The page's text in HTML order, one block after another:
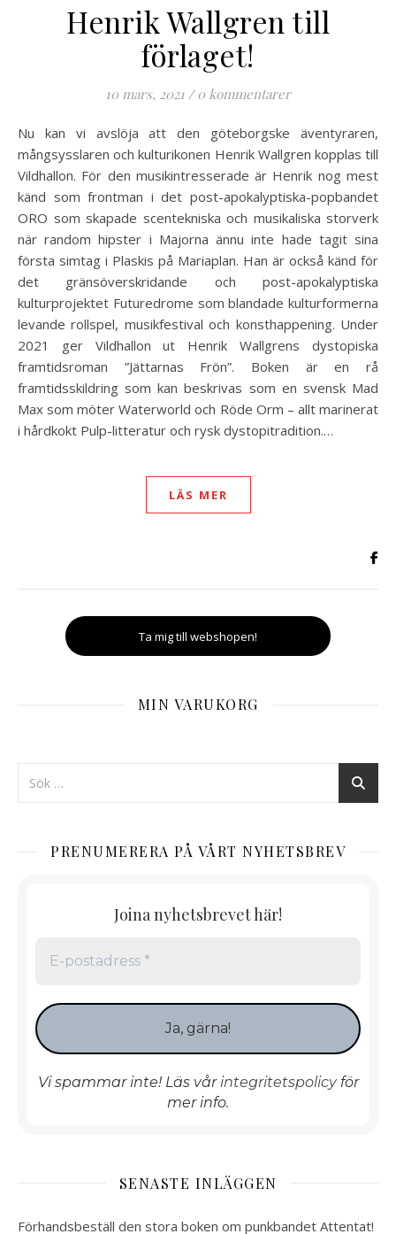
Henrik Wallgren till
förlaget!
10 mars, 2021 / 0 kommentarer
Nu kan vi avslöja att den göteborgske äventyraren,
mångsysslaren och kulturikonen Henrik Wallgren kopplas till
Vildhallon. För den musikintresserade är Henrik nog mest
känd som frontman i det post-apokalyptiska-popbandet
ORO som skapade scentekniska och musikaliska storverk
när random hipster i Majorna ännu inte hade tagit sina
första simtag i Plaskis på Mariaplan. Han är också känd för
det gränsöverskridande och post-apokalyptiska
kulturprojektet Futuredrome som blandade kulturformerna
levande rollspel, musikfestival och konsthappening. Under
2021 ger Vildhallon ut Henrik Wallgrens dystopiska
framtidsroman ”Jättarnas Frön”. Boken är en rå
framtidsskildring som kan beskrivas som en svensk Mad
Max som möter Waterworld och Röde Orm – allt marinerat
i hårdkokt Pulp-litteratur och rysk dystopitradition.…
LÄS MER
Ta mig till webshopen!
MIN VARUKORG
PRENUMERERA PÅ VÅRT NYHETSBREV
Joina nyhetsbrevet här!
Vi spammar inte! Läs vår integritetspolicyför
mer info.
SENASTE INLÄGGEN
Förhandsbeställ den stora boken om punkbandet Attentat!